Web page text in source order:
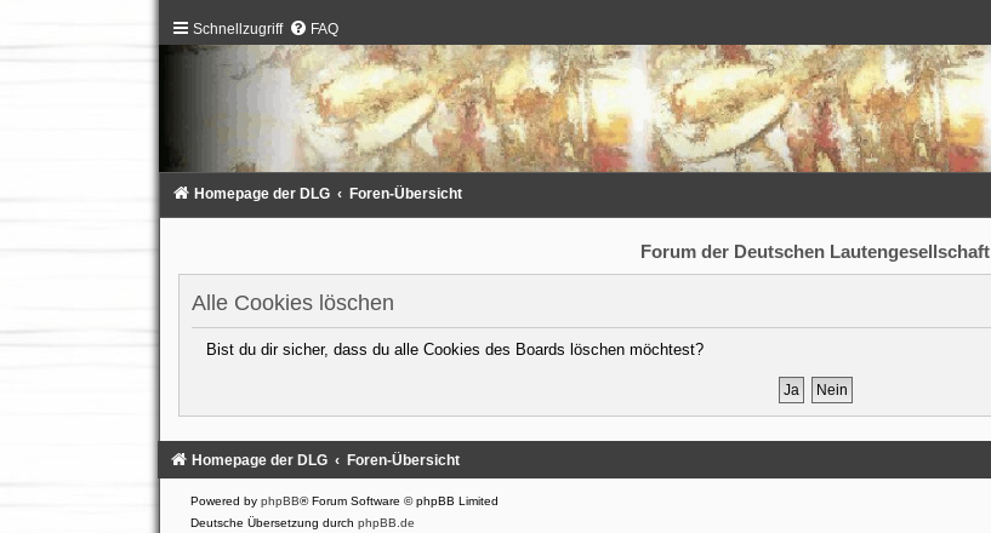
Schnellzugriff FAQ
Homepage der DLG Foren-Übersicht
Forum der Deutschen Lautengesellschaft
Alle Cookies löschen
Bist du dir sicher, dass du alle Cookies des Boards löschen möchtest?
Homepage der DLG Foren-Übersicht
Powered by phpBB® Forum Software © phpBB Limited
Deutsche Übersetzung durch phpBB.de